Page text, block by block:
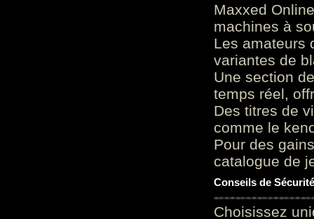
Maxxed
machines à
Les amateurs
variantes de
Une section
temps réel,
Des titres de
comme le
Pour des
catalogue de
Conseils de
Choisissez